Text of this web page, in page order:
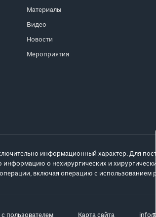
Материалы
Видео
Новости
Мероприятия
информационный характер. Для
о нехирургических и
включая операцию с использованием
пользователем Карта сайта